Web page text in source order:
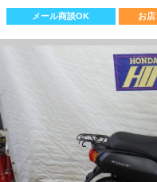
メール商談OK お